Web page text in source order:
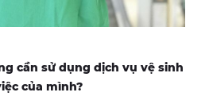
cần sử dụng dịch vụ vệ sinh
của mình?